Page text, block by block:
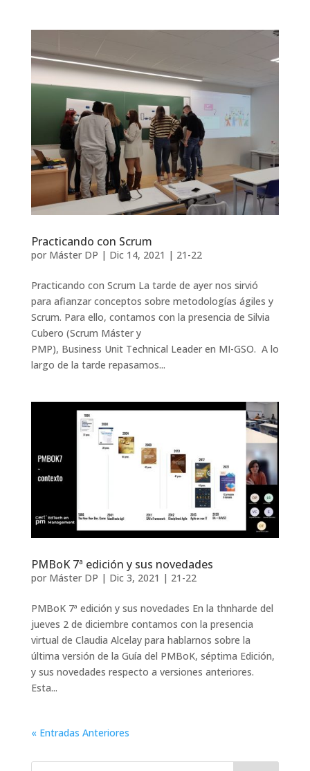
Practicando con Scrum
por Máster DP | Dic 14, 2021 | 21-22
Practicando con Scrum La tarde de ayer nos sirvió
para afianzar conceptos sobre metodologías ágiles y
Scrum. Para ello, contamos con la presencia de Silvia
Cubero (Scrum Máster y
PMP), Business Unit Technical Leader en MI-GSO. A lo
largo de la tarde repasamos...
PMBoK 7ª edición y sus novedades
por Máster DP | Dic 3, 2021 | 21-22
PMBoK 7ª edición y sus novedades En la thnharde del
jueves 2 de diciembre contamos con la presencia
virtual de Claudia Alcelay para hablarnos sobre la
última versión de la Guía del PMBoK, séptima Edición,
y sus novedades respecto a versiones anteriores.
Esta...
« Entradas Anteriores